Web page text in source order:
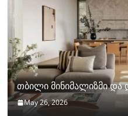
თბილი მინიმალიზმი და
May 26, 2026